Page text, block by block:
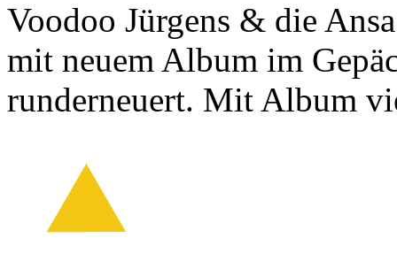
Voodoo Jürgens & die
mit neuem Album im
runderneuert. Mit Album